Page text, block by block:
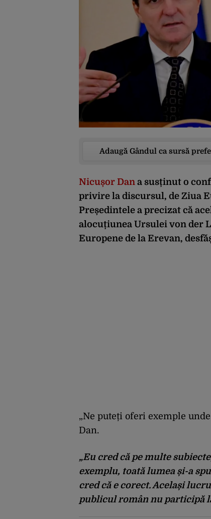
Adaugă Gândul ca sursă
Nicușor Dan a susținut o
privire la discursul, de Ziua
Președintele a precizat că
alocuțiunea Ursulei von der
Europene de la Erevan,
„Ne puteți oferi exemple
Dan.
„Eu cred că pe multe
exemplu, toată lumea și-a
cred că e corect. Același
publicul român nu participă